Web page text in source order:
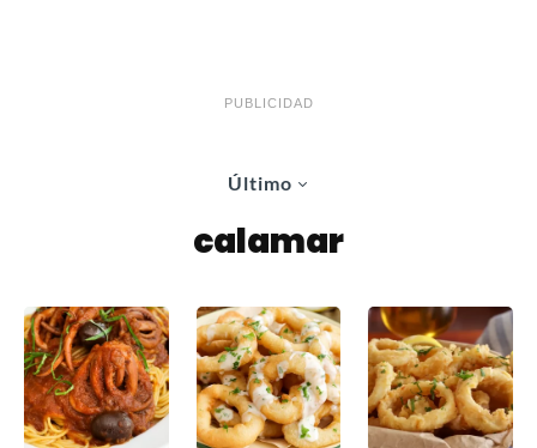
PUBLICIDAD
Último
calamar